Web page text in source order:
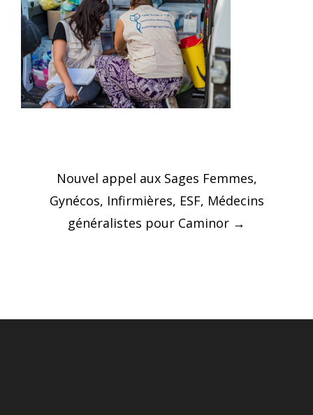
Post
navigation
Nouvel appel aux Sages Femmes,
Gynécos, Infirmières, ESF, Médecins
généralistes pour Caminor →